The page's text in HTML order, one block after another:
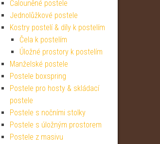
Čalouněné postele
Jednolůžkové postele
Kostry postelí & díly k postelím
Čela k postelím
Úložné prostory k postelím
Manželské postele
Postele boxspring
Postele pro hosty & skládací
postele
Postele s nočními stolky
Postele s úložným prostorem
Postele z masivu